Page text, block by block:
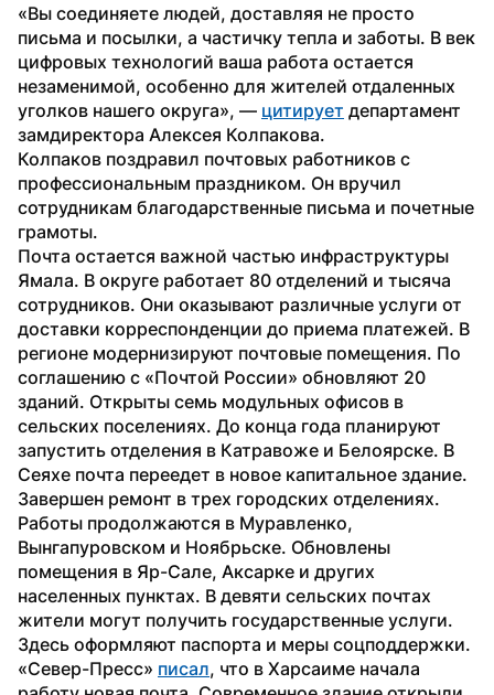
«Вы соединяете людей, доставляя не просто
письма и посылки, а частичку тепла и заботы. В век
цифровых технологий ваша работа остается
незаменимой, особенно для жителей отдаленных
уголков нашего округа», — цитирует департамент
замдиректора Алексея Колпакова.
Колпаков поздравил почтовых работников с
профессиональным праздником. Он вручил
сотрудникам благодарственные письма и почетные
грамоты.
Почта остается важной частью инфраструктуры
Ямала. В округе работает 80 отделений и тысяча
сотрудников. Они оказывают различные услуги от
доставки корреспонденции до приема платежей. В
регионе модернизируют почтовые помещения. По
соглашению с «Почтой России» обновляют 20
зданий. Открыты семь модульных офисов в
сельских поселениях. До конца года планируют
запустить отделения в Катравоже и Белоярске. В
Сеяхе почта переедет в новое капитальное здание.
Завершен ремонт в трех городских отделениях.
Работы продолжаются в Муравленко,
Вынгапуровском и Ноябрьске. Обновлены
помещения в Яр-Сале, Аксарке и других
населенных пунктах. В девяти сельских почтах
жители могут получить государственные услуги.
Здесь оформляют паспорта и меры соцподдержки.
«Север-Пресс» писал, что в Харсаиме начала